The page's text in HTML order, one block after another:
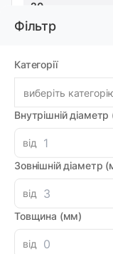
Фільтр
Категорії
виберіть
Внутрішній
від
Зовнішній діаметр
від
Товщина (мм)
від
20
YATO: 9 в
YATO: 9 в